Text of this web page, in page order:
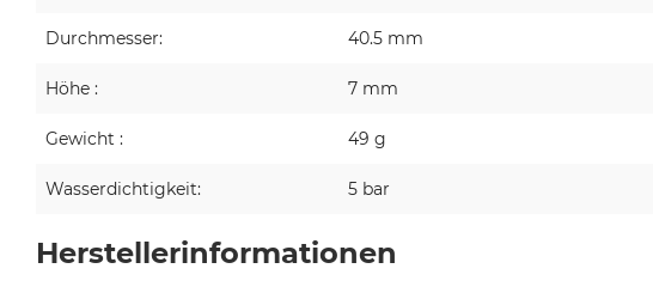
Durchmesser: 40.5 mm
Höhe : 7 mm
Gewicht : 49 g
Wasserdichtigkeit: 5 bar
Herstellerinformationen